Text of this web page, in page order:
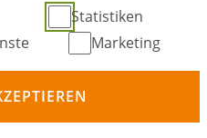
10. Mai 2025
Philippsburg
Statistiken
Marketing